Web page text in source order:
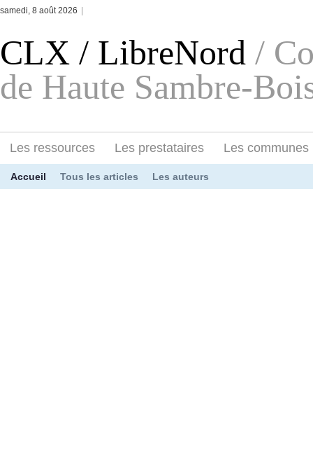
samedi, 8 août 2026
CLX / LibreNord /
de Haute Sambre-
Les ressources Les prestataires Les communes
Accueil Tous les articles Les auteurs